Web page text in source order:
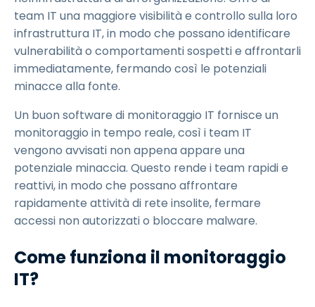
team IT una maggiore visibilità e controllo sulla loro
infrastruttura IT, in modo che possano identificare
vulnerabilità o comportamenti sospetti e affrontarli
immediatamente, fermando così le potenziali
minacce alla fonte.
Un buon software di monitoraggio IT fornisce un
monitoraggio in tempo reale, così i team IT
vengono avvisati non appena appare una
potenziale minaccia. Questo rende i team rapidi e
reattivi, in modo che possano affrontare
rapidamente attività di rete insolite, fermare
accessi non autorizzati o bloccare malware.
Come funziona il monitoraggio
IT?